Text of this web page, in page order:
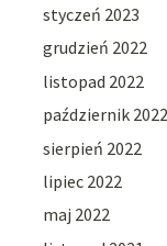
styczeń 2023
grudzień 2022
listopad 2022
październik 2022
sierpień 2022
lipiec 2022
maj 2022